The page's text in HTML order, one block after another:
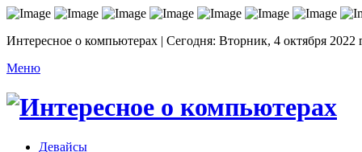
Интересное о компьютерах | Сегодня: Вторник, 4 октября 2022
Меню
Девайсы